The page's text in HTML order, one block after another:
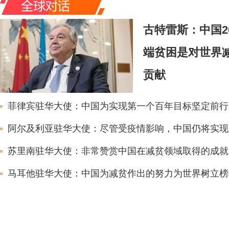
古特雷斯：中国
端贫困是对世界
贡献
菲律宾驻华大使：中国为实现第一个百年目标坚定前行
阿尔及利亚驻华大使：尽管受疫情影响，中国仍将实
苏里南驻华大使：非常赞赏中国在减贫领域取得的成就
马耳他驻华大使：中国为减贫作出的努力为世界树立